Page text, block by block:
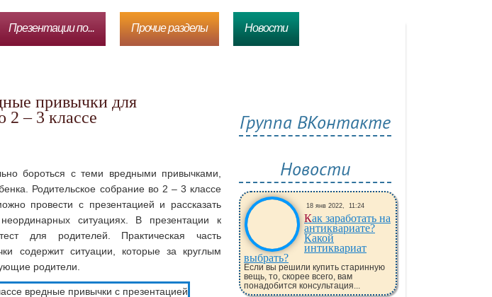
Презентации по... Прочие разделы Новости
2 – 3 классе
бороться с теми вредными привычками,
Родительское собрание во 2 – 3 классе
провести с презентацией и рассказать
ситуациях. В презентации к
для родителей. Практическая часть
содержит ситуации, которые за круглым
родители.
Группа ВКонтакте
Новости
18 янв 2022, 11:24
Как заработать на
антиквариате?
Какой
интиквариат
выбрать?
Если вы решили купить старинную
вещь, то, скорее всего, вам
понадобится консультация...